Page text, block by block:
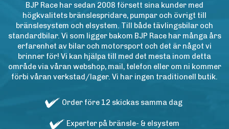
BJP Race har sedan 2008 försett sina kunder med
högkvalitets bränslespridare, pumpar och övrigt till
bränslesystem och elsystem. Till både tävlingsbilar och
standardbilar. Vi som ligger bakom BJP Race har många års
erfarenhet av bilar och motorsport och det är något vi
brinner för! Vi kan hjälpa till med det mesta inom detta
område via våran webshop, mail, telefon eller om ni kommer
förbi våran verkstad/lager. Vi har ingen traditionell butik.
Order före 12 skickas samma dag
Experter på bränsle- & elsystem